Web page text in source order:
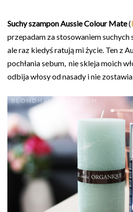
Suchy szampon Aussie Colour Mate(
przepadam za stosowaniem suchych
ale raz kiedyś ratują mi życie. Ten z
pochłania sebum, nie skleja moich
odbija włosy od nasady i nie